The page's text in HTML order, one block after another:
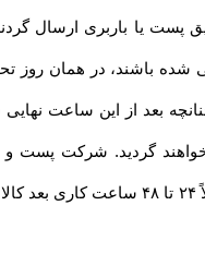
پست یا باربری ارسال
۱۲ نهایی شده باشند، در همان
بعد از این ساعت
گردید. شرکت پست و
مقصد کالا، معمولاً ۲۴ تا ۴۸ ساعت